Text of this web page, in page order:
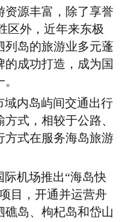
资源丰富，除了享誉
区外，近年来东极
列岛的旅游业多元蓬
成功打造，成为国
域内岛屿间交通出行
式，相较于公路、
方式在服务海岛旅游
机场推出“海岛快
目，开通并运营舟
礁岛、枸杞岛和岱山